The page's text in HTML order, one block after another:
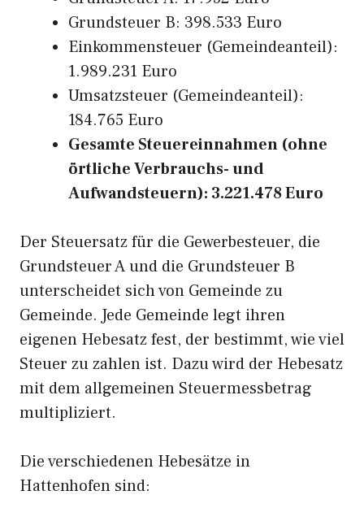
Grundsteuer B: 398.533 Euro
Einkommensteuer (Gemeindeanteil):
1.989.231 Euro
Umsatzsteuer (Gemeindeanteil):
184.765 Euro
Gesamte Steuereinnahmen (ohne
örtliche Verbrauchs- und
Aufwandsteuern): 3.221.478 Euro
Der Steuersatz für die Gewerbesteuer, die
Grundsteuer A und die Grundsteuer B
unterscheidet sich von Gemeinde zu
Gemeinde. Jede Gemeinde legt ihren
eigenen Hebesatz fest, der bestimmt, wie viel
Steuer zu zahlen ist. Dazu wird der Hebesatz
mit dem allgemeinen Steuermessbetrag
multipliziert.
Die verschiedenen Hebesätze in
Hattenhofen sind: